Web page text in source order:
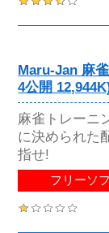
Maru-Jan 麻
4公開
麻雀トレーニ
に決められた
指せ!
フリーソ